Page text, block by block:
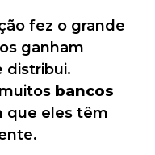
fez o grande
ganham
distribui.
bancos
que eles têm